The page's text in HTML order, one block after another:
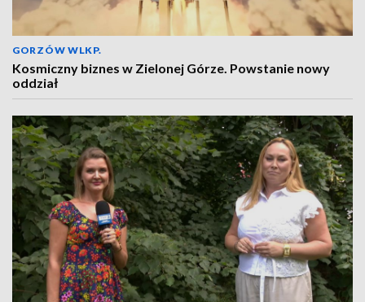
GORZÓW WLKP.
Kosmiczny biznes w Zielonej Górze. Powstanie nowy
oddział